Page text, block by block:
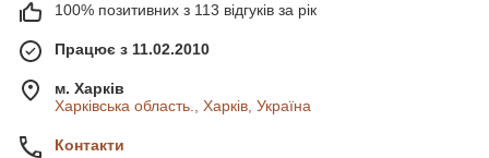
100% позитивних з 113 відгуків за рік
Працює з 11.02.2010
м. Харків
Харківська область., Харків, Україна
Контакти